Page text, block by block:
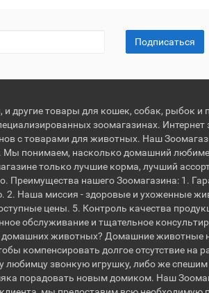
Подписаться
и другие товары для кошек, собак, рыбок и
зоомагазинах. Интернет
с товарами для животных. Наш
Мы понимаем, насколько домашний
только лучшие корма, лучший
Преимущества нашего Зоомагазина: 1.
2. Наша миссия - здоровые и ухоженные
цены. 5. Контроль качества
обслуживание и тщательное
животных? Домашние животные
компенсировать долгое отсутствие на
любимцу звонкую игрушку, либо же спешим
порадовать новым домиком. Наш